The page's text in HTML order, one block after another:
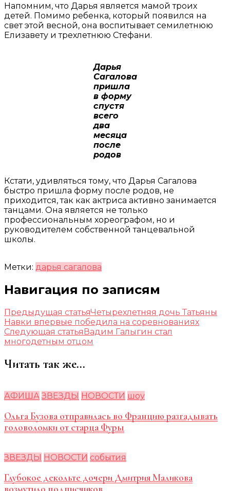
Напомним, что Дарья является мамой троих
детей. Помимо ребенка, который появился на
свет этой весной, она воспитывает семилетнюю
Елизавету и трехлетнюю Стефани.
Дарья
Сагалова
пришла
в форму
спустя
всего
два
месяца
после
родов
Кстати, удивляться тому, что Дарья Сагалова
быстро пришла форму после родов, не
приходится, так как актриса активно занимается
танцами. Она является не только
профессиональным хореографом, но и
руководителем собственной танцевальной
школы.
Метки: дарья сагалова
Навигация по записям
Предыдущая статьяЧетырехлетняя дочь Татьяны
Навки впервые победила на соревнованиях
Следующая статьяВадим Галыгин стал
многодетным отцом
Читать так же...
АФИША ЗВЕЗДЫ НОВОСТИ шоу
Ольга Бузова отправилась во Францию разгадывать
головоломки от старца Фуры
ЗВЕЗДЫ НОВОСТИ события
Глубокое декольте дочери Дмитрия Маликова
возмутило подписчиков